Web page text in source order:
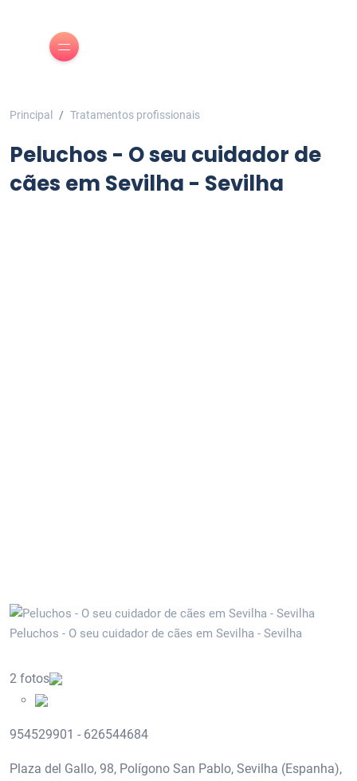
Principal Tratamentos profissionais
Peluchos - O seu cuidador de
cães em Sevilha - Sevilha
Peluchos - O seu cuidador de cães em Sevilha - Sevilha
2 fotos
954529901 - 626544684
Plaza del Gallo, 98, Polígono San Pablo, Sevilha (Espanha),